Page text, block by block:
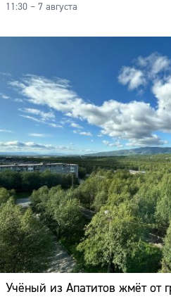
11:30 – 7 августа
Учёный из Апатитов жмёт от